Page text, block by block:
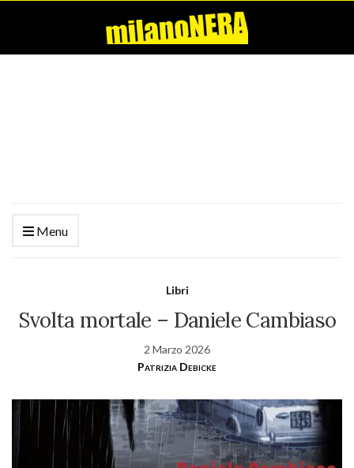
Menu
Libri
Svolta mortale – Daniele Cambiaso
2 Marzo 2026
Patrizia Debicke